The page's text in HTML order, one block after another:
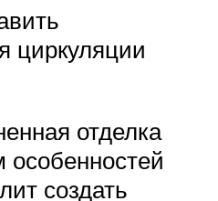
циркуляции
отделка
особенностей
создать